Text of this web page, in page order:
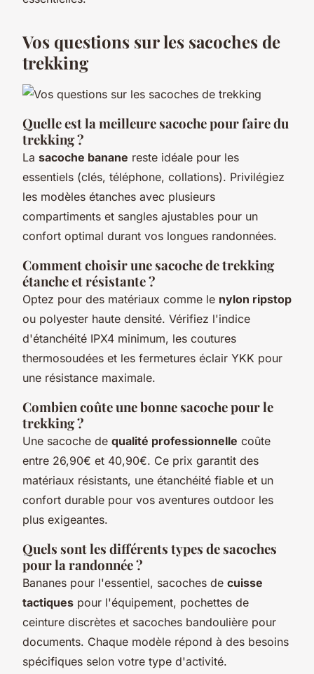
Vos questions sur les sacoches de
trekking
Quelle est la meilleure sacoche pour faire du
trekking ?
La sacoche banane reste idéale pour les
essentiels (clés, téléphone, collations). Privilégiez
les modèles étanches avec plusieurs
compartiments et sangles ajustables pour un
confort optimal durant vos longues randonnées.
Comment choisir une sacoche de trekking
étanche et résistante ?
Optez pour des matériaux comme le nylon ripstop
ou polyester haute densité. Vérifiez l'indice
d'étanchéité IPX4 minimum, les coutures
thermosoudées et les fermetures éclair YKK pour
une résistance maximale.
Combien coûte une bonne sacoche pour le
trekking ?
Une sacoche de qualité professionnelle coûte
entre 26,90€ et 40,90€. Ce prix garantit des
matériaux résistants, une étanchéité fiable et un
confort durable pour vos aventures outdoor les
plus exigeantes.
Quels sont les différents types de sacoches
pour la randonnée ?
Bananes pour l'essentiel, sacoches de cuisse
tactiques pour l'équipement, pochettes de
ceinture discrètes et sacoches bandoulière pour
documents. Chaque modèle répond à des besoins
spécifiques selon votre type d'activité.